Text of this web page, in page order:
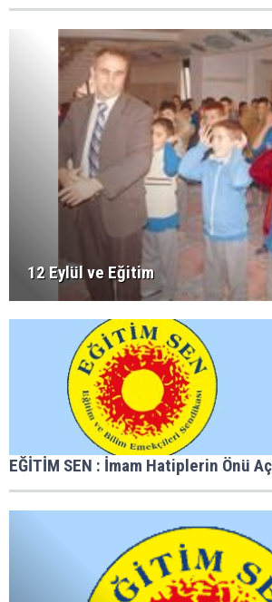
12 Eylül ve Eğitim
EĞİTİM SEN : İmam Hatiplerin Önü